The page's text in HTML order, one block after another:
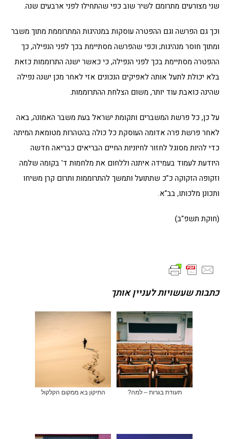
שני מצורעים מתרומם לשיר שוב כפי שהתחילו לפני ארבעים שנה.
וכך גם הפרשה וגם ההפטרה עוסקות במנהיגות המתרוממת מתוך משבר
ומתוך חוסר מנהיגות; וכפי שהפרשה מסתיימת בכך לפני הנפילה, כך
ההפטרה מסתיימת בכך לפני הנפילה, כי כאשר ישנה התרוממות כזאת
בלא יכולת לתעל אותה לאפיקים הנכונים אזי לאחר מכן ישנה נפילה
שהינה כואבת עוד יותר, משום הצלחת ההתרוממות.
על כן, כל פרשת המשברים ותקומת ישראל בעת משבר האמונה, באה
לאחר פרשת פרה אדומה העוסקת כל כולה בהטהרות מטומאת המיתה
כדי להיות מסוגל לחזור לחיוניות החיים הבריאים כבריאה חדשה
היודעת לעמוד בעמידה איתנה וללחום את מלחמות ד' בקומה שלמה
וזקופה הזקוקה כ"כ שתתועל ותמשך להתרוממות ותרום קרן משיחו
ותכונן מלכותו, בב"א.
(חוקת תשפ"ב)
כתבות שעשויות לעניין אותך
תעודת בגרות – למה? התיקון בא ממקום הקלקול